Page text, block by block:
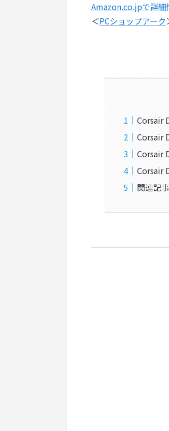
Amazon.co.jpで詳細
＜PCショップアーク
Corsair
Corsair
Corsair
Corsair
関連記事